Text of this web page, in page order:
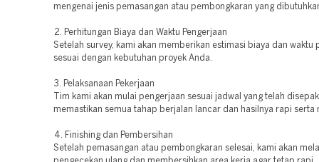
mengenai jenis pemasangan atau pembongkaran yang
2. Perhitungan Biaya dan Waktu Pengerjaan
Setelah survey, kami akan memberikan estimasi biaya dan waktu
sesuai dengan kebutuhan proyek Anda.
3. Pelaksanaan Pekerjaan
Tim kami akan mulai pengerjaan sesuai jadwal yang telah
memastikan semua tahap berjalan lancar dan hasilnya rapi serta
4. Finishing dan Pembersihan
Setelah pemasangan atau pembongkaran selesai, kami akan